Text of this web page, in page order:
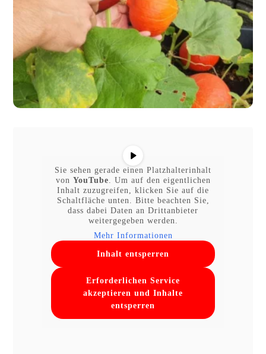
Sie sehen gerade einen Platzhalterinhalt
von YouTube . Um auf den eigentlichen
Inhalt zuzugreifen, klicken Sie auf die
Schaltfläche unten. Bitte beachten Sie,
dass dabei Daten an Drittanbieter
weitergegeben werden.
Mehr Informationen
Inhalt entsperren
Erforderlichen Service
akzeptieren und Inhalte
entsperren